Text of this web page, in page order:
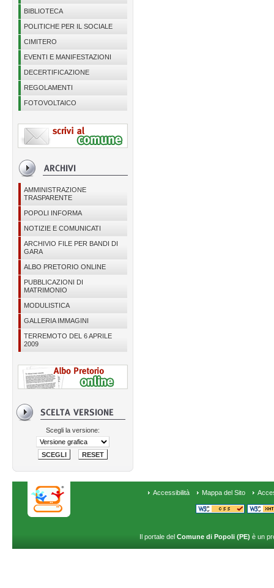
BIBLIOTECA
POLITICHE PER IL SOCIALE
CIMITERO
EVENTI E MANIFESTAZIONI
DECERTIFICAZIONE
REGOLAMENTI
FOTOVOLTAICO
AMMINISTRAZIONE
TRASPARENTE
POPOLI INFORMA
NOTIZIE E COMUNICATI
ARCHIVIO FILE PER BANDI DI
GARA
ALBO PRETORIO ONLINE
PUBBLICAZIONI DI
MATRIMONIO
MODULISTICA
GALLERIA IMMAGINI
TERREMOTO DEL 6 APRILE
2009
Scegli la versione:
Accessibilità Mappa del Sito
Il portale del Comune di Popoli (PE) è un